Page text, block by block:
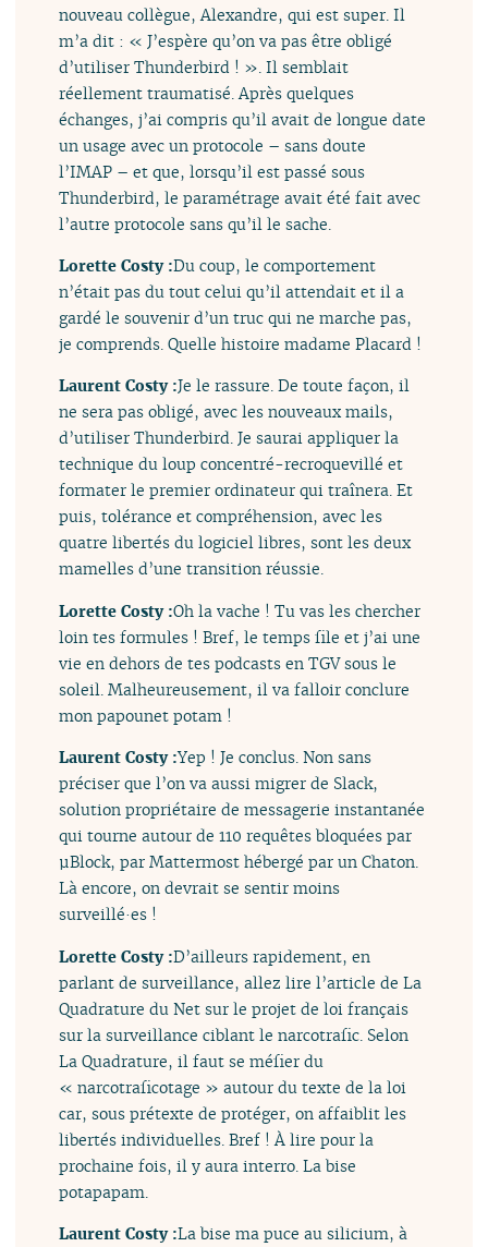
nouveau collègue, Alexandre, qui est super. Il
m’a dit : « J’espère qu’on va pas être obligé
d’utiliser Thunderbird ! ». Il semblait
réellement traumatisé. Après quelques
échanges, j’ai compris qu’il avait de longue date
un usage avec un protocole – sans doute
l’IMAP – et que, lorsqu’il est passé sous
Thunderbird, le paramétrage avait été fait avec
l’autre protocole sans qu’il le sache.
Lorette Costy :Du coup, le comportement
n’était pas du tout celui qu’il attendait et il a
gardé le souvenir d’un truc qui ne marche pas,
je comprends. Quelle histoire madame Placard !
Laurent Costy :Je le rassure. De toute façon, il
ne sera pas obligé, avec les nouveaux mails,
d’utiliser Thunderbird. Je saurai appliquer la
technique du loup concentré-recroquevillé et
formater le premier ordinateur qui traînera. Et
puis, tolérance et compréhension, avec les
quatre libertés du logiciel libres, sont les deux
mamelles d’une transition réussie.
Lorette Costy :Oh la vache ! Tu vas les chercher
loin tes formules ! Bref, le temps file et j’ai une
vie en dehors de tes podcasts en TGV sous le
soleil. Malheureusement, il va falloir conclure
mon papounet potam !
Laurent Costy :Yep ! Je conclus. Non sans
préciser que l’on va aussi migrer de Slack,
solution propriétaire de messagerie instantanée
qui tourne autour de 110 requêtes bloquées par
µBlock, par Mattermost hébergé par un Chaton.
Là encore, on devrait se sentir moins
surveillé·es !
Lorette Costy :D’ailleurs rapidement, en
parlant de surveillance, allez lire l’article de La
Quadrature du Net sur le projet de loi français
sur la surveillance ciblant le narcotrafic. Selon
La Quadrature, il faut se méfier du
« narcotraficotage » autour du texte de la loi
car, sous prétexte de protéger, on affaiblit les
libertés individuelles. Bref ! À lire pour la
prochaine fois, il y aura interro. La bise
potapapam.
Laurent Costy :La bise ma puce au silicium, à